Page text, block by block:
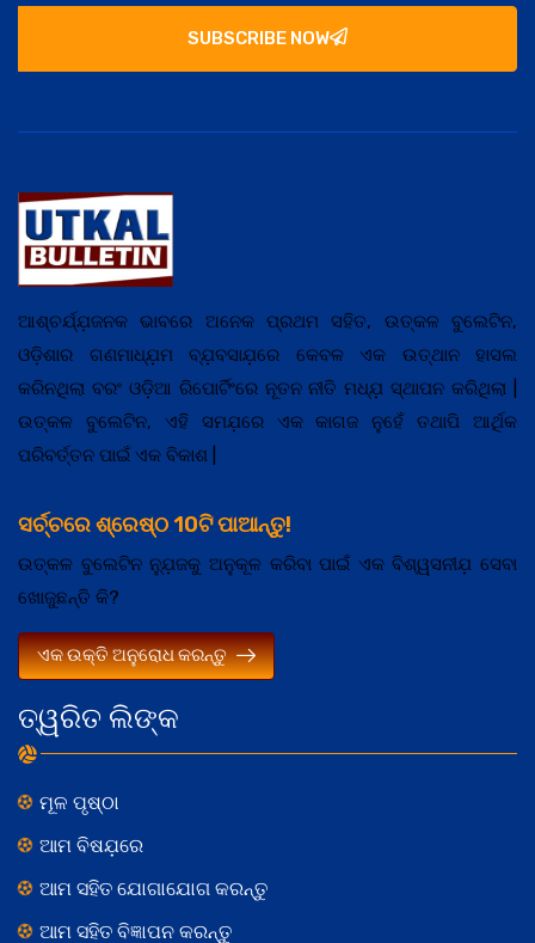
SUBSCRIBE NOW
ତ୍ୱରିତ ଲିଙ୍କ
ମୂଳ ପୃଷ୍ଠା
ଆମ ବିଷଯ଼ରେ
ଆମ ସହିତ ଯୋଗାଯୋଗ କରନ୍ତୁ
ଆମ ସହିତ ବିଜ୍ଞାପନ କରନ୍ତୁ
ଆଶ୍ଚର୍ଯ୍ଯ଼ଜନକ ଭାବରେ ଅନେକ ପ୍ରଥମ ସହିତ, ଉତ୍କଳ ବୁଲେଟିନ,
ଓଡ଼ିଶାର ଗଣମାଧ୍ଯ଼ମ ବ୍ଯ଼ବସାଯ଼ରେ କେବଳ ଏକ ଉତ୍ଥାନ ହାସଲ
କରିନଥିଲା ବରଂ ଓଡ଼ିଆ ରିପୋର୍ଟିଂରେ ନୂତନ ନୀତି ମଧ୍ଯ଼ ସ୍ଥାପନ କରିଥିଲା |
ଉତ୍କଳ ବୁଲେଟିନ, ଏହି ସମଯ଼ରେ ଏକ କାଗଜ ନୁହେଁ ତଥାପି ଆର୍ଥିକ
ପରିବର୍ତ୍ତନ ପାଇଁ ଏକ ବିକାଶ |
ସର୍ଚ୍ଚରେ ଶ୍ରେଷ୍ଠ 10ଟି ପାଆନ୍ତୁ!
ଉତ୍କଳ ବୁଲେଟିନ ନ୍ଯ଼ୁଜକୁ ଅନୁକୂଳ କରିବା ପାଇଁ ଏକ ବିଶ୍ୱସନୀଯ଼ ସେବା
ଖୋଜୁଛନ୍ତି କି?
ଏକ ଉକ୍ତି ଅନୁରୋଧ କରନ୍ତୁ